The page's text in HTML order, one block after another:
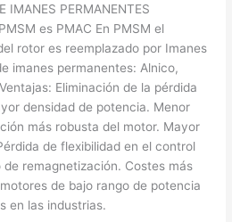
IMANES PERMANENTES
es PMAC En PMSM el
rotor es reemplazado por Imanes
imanes permanentes: Alnico,
Eliminación de la pérdida
densidad de potencia. Menor
más robusta del motor. Mayor
de flexibilidad en el control
remagnetización. Costes más
de bajo rango de potencia
en las industrias.